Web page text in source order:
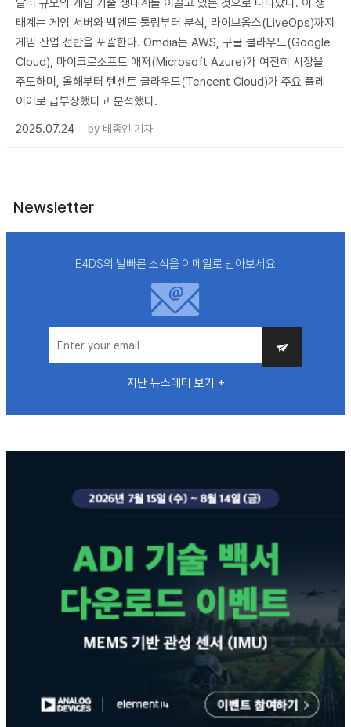
달러 규모의 게임 기술 생태계를 이끌고 있는 것으로 나타났다. 이 생
태계는 게임 서버와 백엔드 툴링부터 분석, 라이브옵스(LiveOps)까지
게임 산업 전반을 포괄한다. Omdia는 AWS, 구글 클라우드(Google
Cloud), 마이크로소프트 애저(Microsoft Azure)가 여전히 시장을
주도하며, 올해부터 텐센트 클라우드(Tencent Cloud)가 주요 플레
이어로 급부상했다고 분석했다.
2025.07.24
by 배종인 기자
Newsletter
E4DS의 발빠른 소식을 이메일로 받아보세요
지난 뉴스레터 보기 +